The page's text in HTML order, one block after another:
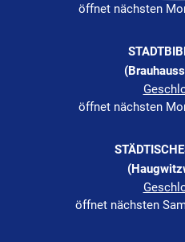
öffnet nächsten
Klicken, um weitere
öffnet nächsten
Klicken, um weitere
öffnet nächsten